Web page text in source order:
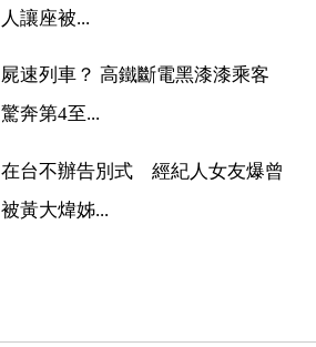
人讓座被...
屍速列車？ 高鐵斷電黑漆漆乘客
驚奔第4至...
在台不辦告別式 經紀人女友爆曾
被黃大煒姊...